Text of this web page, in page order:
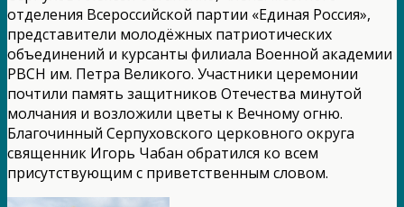
отделения Всероссийской партии «Единая Россия»,
представители молодёжных патриотических
объединений и курсанты филиала Военной академии
РВСН им. Петра Великого. Участники церемонии
почтили память защитников Отечества минутой
молчания и возложили цветы к Вечному огню.
Благочинный Серпуховского церковного округа
священник Игорь Чабан обратился ко всем
присутствующим с приветственным словом.